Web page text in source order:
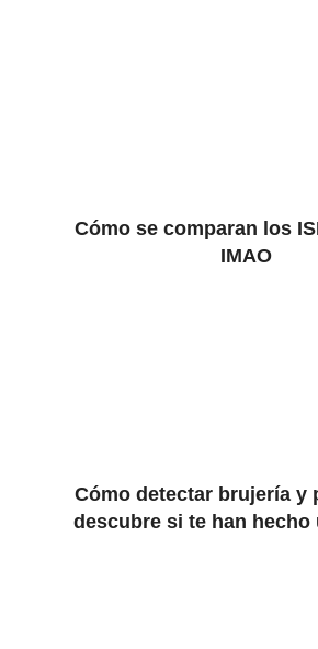
Cómo se comparan los
IMAO
Cómo detectar brujería y
descubre si te han hecho